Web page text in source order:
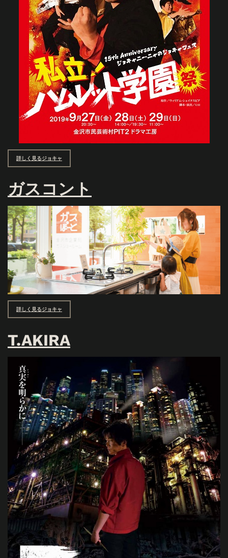
詳しく見るジョキャ
ガスコント
詳しく見るジョキャ
T.AKIRA